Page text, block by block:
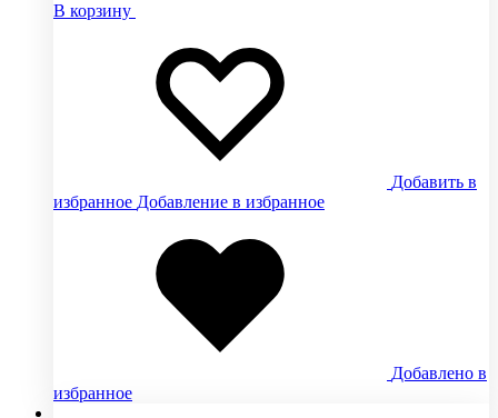
В корзину
Добавить в
избранное Добавление в избранное
Добавлено в
избранное